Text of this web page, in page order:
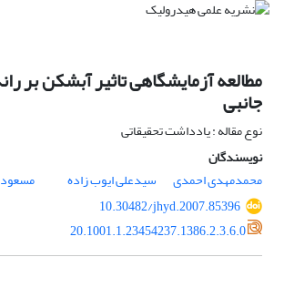
مطالعه آزمایشگاهی تاثیر آبشکن بر
جانبی
نوع مقاله : یادداشت تحقیقاتی
نویسندگان
محمدمهدی احمدی
سیدعلی ایوب زاده
10.30482/jhyd.2007.85396
20.1001.1.23454237.1386.2.3.6.0